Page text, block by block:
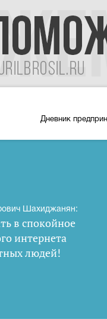
Дневник
Шахиджанян:
в спокойное
интернета
людей!